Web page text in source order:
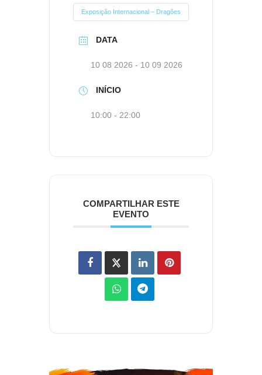
Exposição Internacional – Dragões
DATA
10 08 2026 - 10 09 2026
INÍCIO
10:00 - 22:00
COMPARTILHAR ESTE
EVENTO